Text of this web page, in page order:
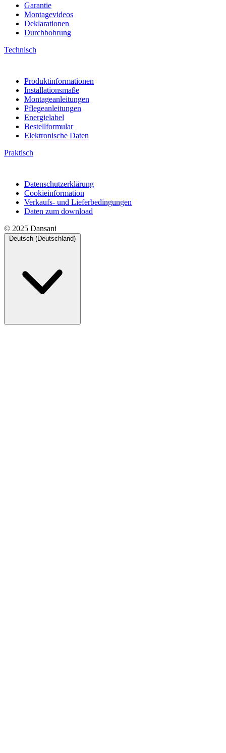
Garantie
Montagevideos
Deklarationen
Durchbohrung
Technisch
Produktinformationen
Installationsmaße
Montageanleitungen
Pflegeanleitungen
Energielabel
Bestellformular
Elektronische Daten
Praktisch
Datenschutzerklärung
Cookieinformation
Verkaufs- und Lieferbedingungen
Daten zum download
© 2025 Dansani
Deutsch (Deutschland)